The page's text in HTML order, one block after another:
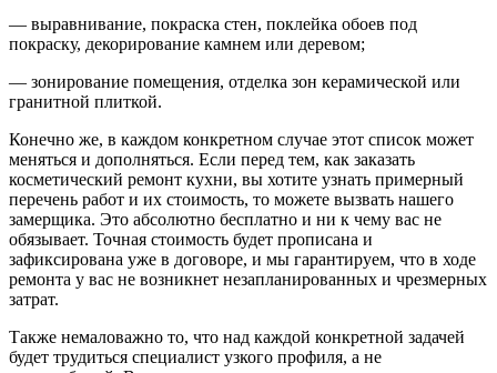
— выравнивание, покраска стен, поклейка обоев под
покраску, декорирование камнем или деревом;
— зонирование помещения, отделка зон керамической или
гранитной плиткой.
Конечно же, в каждом конкретном случае этот список может
меняться и дополняться. Если перед тем, как заказать
косметический ремонт кухни, вы хотите узнать примерный
перечень работ и их стоимость, то можете вызвать нашего
замерщика. Это абсолютно бесплатно и ни к чему вас не
обязывает. Точная стоимость будет прописана и
зафиксирована уже в договоре, и мы гарантируем, что в ходе
ремонта у вас не возникнет незапланированных и чрезмерных
затрат.
Также немаловажно то, что над каждой конкретной задачей
будет трудиться специалист узкого профиля, а не